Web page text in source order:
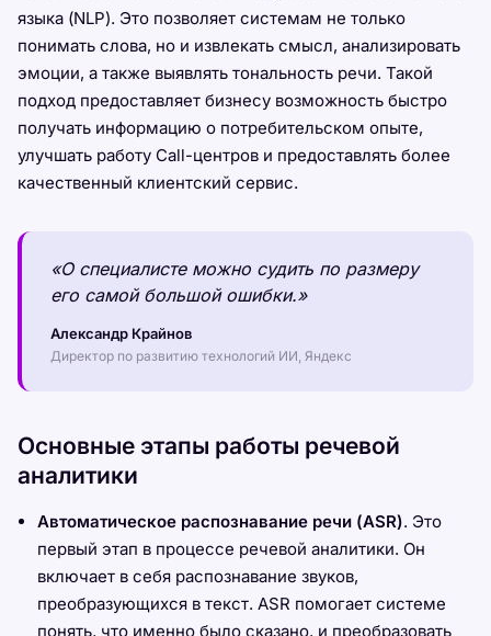
языка (NLP). Это позволяет системам не только
понимать слова, но и извлекать смысл, анализировать
эмоции, а также выявлять тональность речи. Такой
подход предоставляет бизнесу возможность быстро
получать информацию о потребительском опыте,
улучшать работу Call-центров и предоставлять более
качественный клиентский сервис.
«О специалисте можно судить по размеру
его самой большой ошибки.»
Александр Крайнов
Директор по развитию технологий ИИ, Яндекс
Основные этапы работы речевой
аналитики
Автоматическое распознавание речи (ASR). Это
первый этап в процессе речевой аналитики. Он
включает в себя распознавание звуков,
преобразующихся в текст. ASR помогает системе
понять, что именно было сказано, и преобразовать